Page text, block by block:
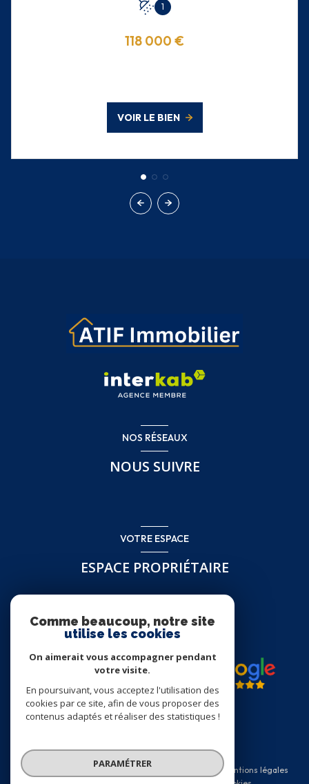
1
118 000 €
VOIR LE BIEN
NOS RÉSEAUX
NOUS SUIVRE
VOTRE ESPACE
ESPACE PROPRIÉTAIRE
© 2026 | Tous droits réservés
Nos honoraires
Nos partenaires
Mentions légales
Comme beaucoup, notre site
utilise les cookies
On aimerait vous accompagner pendant
votre visite.
En poursuivant, vous acceptez l'utilisation des
cookies par ce site, afin de vous proposer des
contenus adaptés et réaliser des statistiques !
PARAMÉTRER